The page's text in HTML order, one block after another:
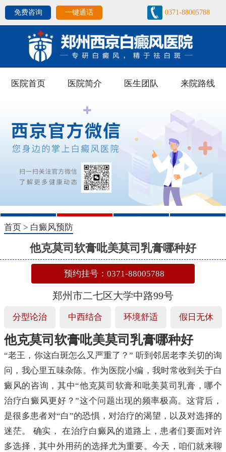
免费咨询 一键通话 0371-88005788
医院首页 医院简介 医生团队 来院路线
1 2 3 4
首页 > 白癜风预防
他克莫司软膏吡美莫司乳膏哪种好
预约挂号：0371-88005788
郑州市二七区大学中路99号
分型论治 中西结合 环境舒适 假日无休
他克莫司软膏吡美莫司乳膏哪种好
“老王，你这白斑怎么又严重了？” 听到邻居老李关切的询
问，我心里五味杂陈。作为医院小编，我时常收到关于白
癜风的咨询，其中“他克莫司软膏和吡美莫司乳膏，哪个
治疗白癜风更好？”这个问题出现的频率极高。这背后，
是很多患者对“白”的恐惧，对治疗的渴望，以及对选择的
迷茫。 确实， 在治疗白癜风的道路上，患者们要面对许
多选择，其中外用药的选择尤为重要。今天，咱们就来聊